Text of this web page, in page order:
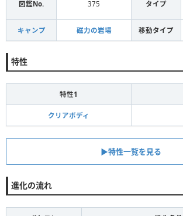
図鑑No. 375 タイプ
キャンプ 磁力の岩場 移動タイプ
特性
特性1
クリアボディ
▶︎特性一覧を見る
進化の流れ